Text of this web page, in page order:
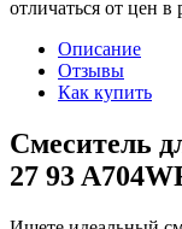
отличаться от цен
Описание
Отзывы
Как купить
Смеситель
27 93